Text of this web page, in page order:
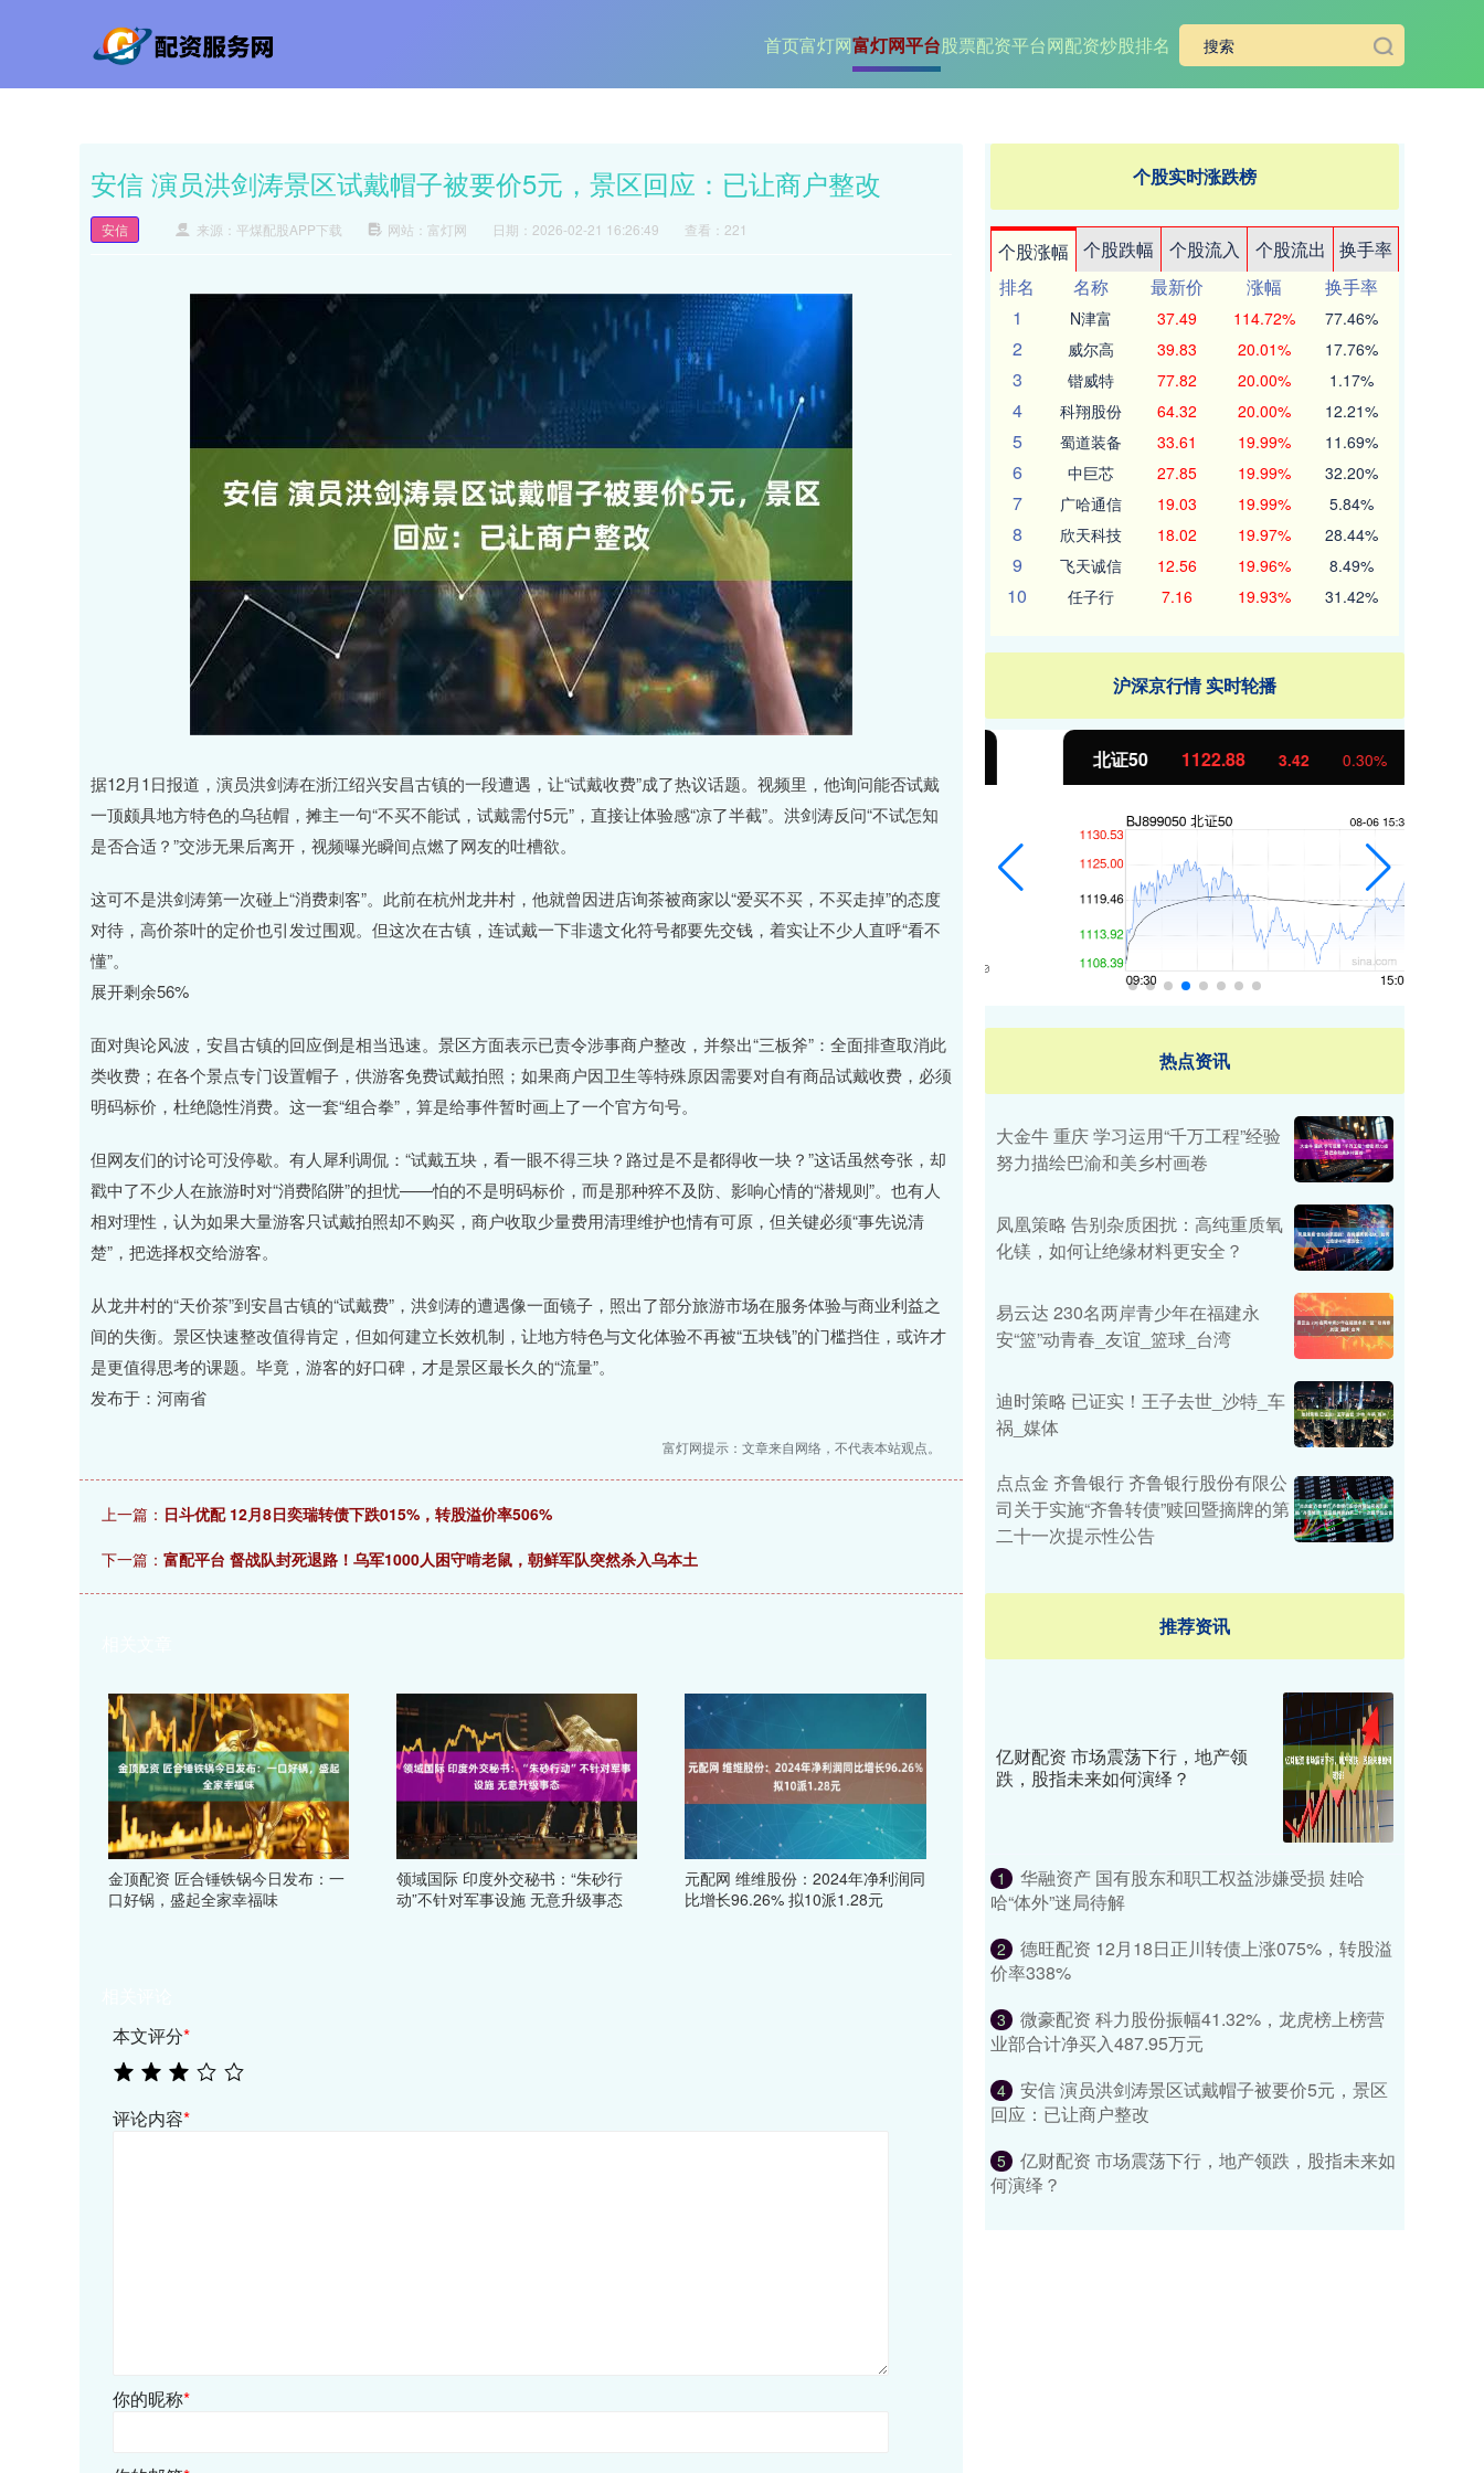
首页富灯网富灯网平台股票配资平台网配资炒股排名
安信 演员洪剑涛景区试戴帽子被要价5元，景区回应：已让商户整改
安信 来源：平煤配股APP下载 网站：富灯网 日期：2026-02-21 16:26:49 查看：221
据12月1日报道，演员洪剑涛在浙江绍兴安昌古镇的一段遭遇，让“试戴收费”成了热议话题。视频里，他询问能否试戴
一顶颇具地方特色的乌毡帽，摊主一句“不买不能试，试戴需付5元”，直接让体验感“凉了半截”。洪剑涛反问“不试怎知
是否合适？”交涉无果后离开，视频曝光瞬间点燃了网友的吐槽欲。
这可不是洪剑涛第一次碰上“消费刺客”。此前在杭州龙井村，他就曾因进店询茶被商家以“爱买不买，不买走掉”的态度
对待，高价茶叶的定价也引发过围观。但这次在古镇，连试戴一下非遗文化符号都要先交钱，着实让不少人直呼“看不
懂”。
展开剩余56%
面对舆论风波，安昌古镇的回应倒是相当迅速。景区方面表示已责令涉事商户整改，并祭出“三板斧”：全面排查取消此
类收费；在各个景点专门设置帽子，供游客免费试戴拍照；如果商户因卫生等特殊原因需要对自有商品试戴收费，必须
明码标价，杜绝隐性消费。这一套“组合拳”，算是给事件暂时画上了一个官方句号。
但网友们的讨论可没停歇。有人犀利调侃：“试戴五块，看一眼不得三块？路过是不是都得收一块？”这话虽然夸张，却
戳中了不少人在旅游时对“消费陷阱”的担忧——怕的不是明码标价，而是那种猝不及防、影响心情的“潜规则”。也有人
相对理性，认为如果大量游客只试戴拍照却不购买，商户收取少量费用清理维护也情有可原，但关键必须“事先说清
楚”，把选择权交给游客。
从龙井村的“天价茶”到安昌古镇的“试戴费”，洪剑涛的遭遇像一面镜子，照出了部分旅游市场在服务体验与商业利益之
间的失衡。景区快速整改值得肯定，但如何建立长效机制，让地方特色与文化体验不再被“五块钱”的门槛挡住，或许才
是更值得思考的课题。毕竟，游客的好口碑，才是景区最长久的“流量”。
发布于：河南省
富灯网提示：文章来自网络，不代表本站观点。
上一篇： 日斗优配 12月8日奕瑞转债下跌015%，转股溢价率506%
下一篇： 富配平台 督战队封死退路！乌军1000人困守啃老鼠，朝鲜军队突然杀入乌本土
金顶配资 匠合锤铁锅今日发布：一
口好锅，盛起全家幸福味
领域国际 印度外交秘书：“朱砂行
动”不针对军事设施 无意升级事态
元配网 维维股份：2024年净利润同
比增长96.26% 拟10派1.28元
本文评分*
评论内容*
你的昵称*
个股实时涨跌榜
个股涨幅 个股跌幅 个股流入 个股流出
换手率
排名
名称 最新价 涨幅
换手率
1
N津富 37.49 114.72% 77.46%
2 威尔高 39.83 20.01% 17.76%
3 锴威特 77.82 20.00% 1.17%
4 科翔股份 64.32 20.00% 12.21%
5 蜀道装备 33.61 19.99% 11.69%
6 中巨芯 27.85 19.99% 32.20%
7 广哈通信 19.03 19.99% 5.84%
8 欣天科技 18.02 19.97% 28.44%
9 飞天诚信 12.56 19.96% 8.49%
10 任子行 7.16 19.93% 31.42%
沪深京行情 实时轮播
北证50 1122.88 3.42 0.30%
热点资讯
大金牛 重庆 学习运用“千万工程”经验
努力描绘巴渝和美乡村画卷
凤凰策略 告别杂质困扰：高纯重质氧
化镁，如何让绝缘材料更安全？
易云达 230名两岸青少年在福建永
安“篮”动青春_友谊_篮球_台湾
迪时策略 已证实！王子去世_沙特_车
祸_媒体
点点金 齐鲁银行 齐鲁银行股份有限公
司关于实施“齐鲁转债”赎回暨摘牌的第
二十一次提示性公告
推荐资讯
亿财配资 市场震荡下行，地产领
跌，股指未来如何演绎？
1
华融资产 国有股东和职工权益涉嫌受损 娃哈
哈“体外”迷局待解
2
德旺配资 12月18日正川转债上涨075%，转股溢
价率338%
3
微豪配资 科力股份振幅41.32%，龙虎榜上榜营
业部合计净买入487.95万元
4
安信 演员洪剑涛景区试戴帽子被要价5元，景区
回应：已让商户整改
5
亿财配资 市场震荡下行，地产领跌，股指未来如
何演绎？